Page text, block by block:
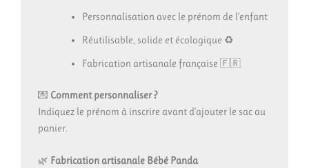
Personnalisation avec le prénom de l’enfant
Réutilisable, solide et écologique ♻️
Fabrication artisanale française 🇫🇷
💌 Comment personnaliser ?
Indiquez le prénom à inscrire avant d’ajouter le sac au
panier.
🌿 Fabrication artisanale Bébé Panda